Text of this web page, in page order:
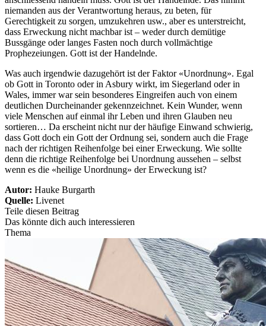
niemanden aus der Verantwortung heraus, zu beten, für
Gerechtigkeit zu sorgen, umzukehren usw., aber es unterstreicht,
dass Erweckung nicht machbar ist – weder durch demütige
Bussgänge oder langes Fasten noch durch vollmächtige
Prophezeiungen. Gott ist der Handelnde.
Was auch irgendwie dazugehört ist der Faktor «Unordnung». Egal
ob Gott in Toronto oder in Asbury wirkt, im Siegerland oder in
Wales, immer war sein besonderes Eingreifen auch von einem
deutlichen Durcheinander gekennzeichnet. Kein Wunder, wenn
viele Menschen auf einmal ihr Leben und ihren Glauben neu
sortieren… Da erscheint nicht nur der häufige Einwand schwierig,
dass Gott doch ein Gott der Ordnung sei, sondern auch die Frage
nach der richtigen Reihenfolge bei einer Erweckung. Wie sollte
denn die richtige Reihenfolge bei Unordnung aussehen – selbst
wenn es die «heilige Unordnung» der Erweckung ist?
Autor: Hauke Burgarth
Quelle: Livenet
Teile diesen Beitrag
Das könnte dich auch interessieren
Thema